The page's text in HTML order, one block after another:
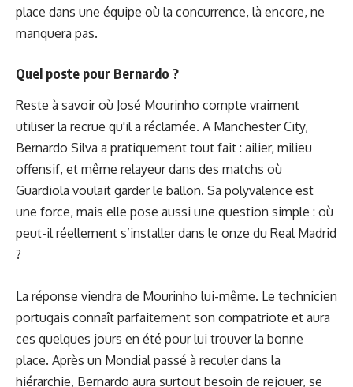
place dans une équipe où la concurrence, là encore, ne
manquera pas.
Quel poste pour Bernardo ?
Reste à savoir où José Mourinho compte vraiment
utiliser la recrue qu'il a réclamée. A Manchester City,
Bernardo Silva a pratiquement tout fait : ailier, milieu
offensif, et même relayeur dans des matchs où
Guardiola voulait garder le ballon. Sa polyvalence est
une force, mais elle pose aussi une question simple : où
peut-il réellement s’installer dans le onze du Real Madrid
?
La réponse viendra de Mourinho lui-même. Le technicien
portugais connaît parfaitement son compatriote et aura
ces quelques jours en été pour lui trouver la bonne
place. Après un Mondial passé à reculer dans la
hiérarchie, Bernardo aura surtout besoin de rejouer, se